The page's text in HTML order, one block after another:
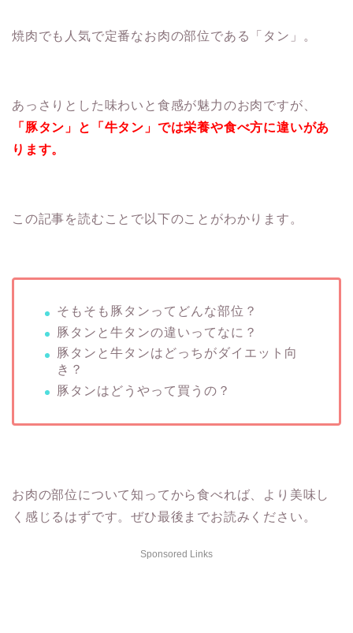
焼肉でも人気で定番なお肉の部位である「タン」。
あっさりとした味わいと食感が魅力のお肉ですが、
「豚タン」と「牛タン」では栄養や食べ方に違いがあ
ります。
この記事を読むことで以下のことがわかります。
そもそも豚タンってどんな部位？
豚タンと牛タンの違いってなに？
豚タンと牛タンはどっちがダイエット向
き？
豚タンはどうやって買うの？
お肉の部位について知ってから食べれば、より美味し
く感じるはずです。ぜひ最後までお読みください。
Sponsored Links